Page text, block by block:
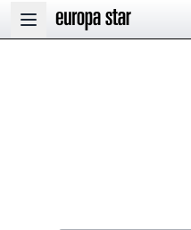
Open main menu